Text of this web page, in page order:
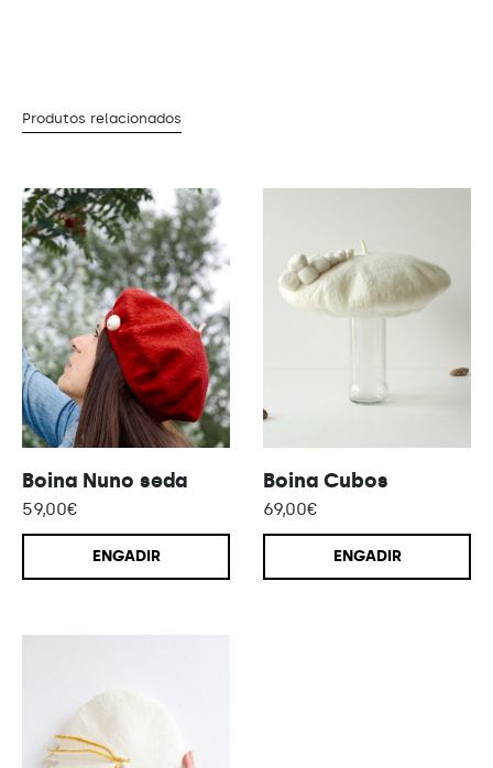
Produtos relacionados
Boina Nuno seda
59,00€
ENGADIR
Boina Cubos
69,00€
ENGADIR